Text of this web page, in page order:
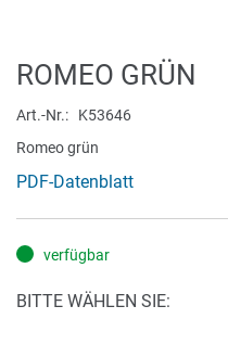
Zum
Anfang
der
Bildergalerie
springen
ROMEO GRÜN
Art.-Nr.
K53646
Romeo grün
PDF-Datenblatt
verfügbar
BITTE WÄHLEN SIE: